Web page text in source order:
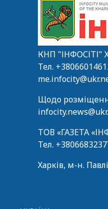
КНП "ІНФОСІТІ"
Тел.
Щодо
ТОВ «ГАЗЕТА
Тел.
Харків, м-н.